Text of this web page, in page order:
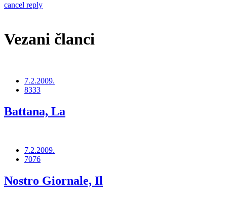
cancel reply
Vezani članci
7.2.2009.
8333
Battana, La
7.2.2009.
7076
Nostro Giornale, Il